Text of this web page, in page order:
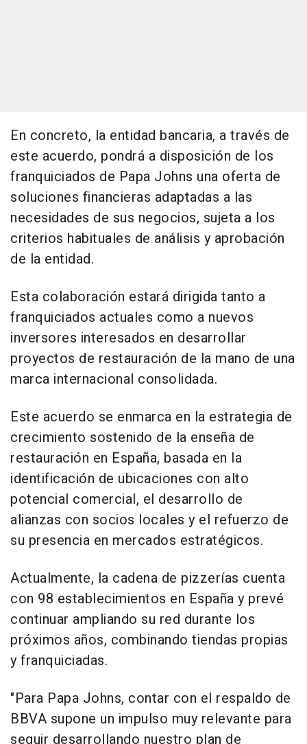
En concreto, la entidad bancaria, a través de
este acuerdo, pondrá a disposición de los
franquiciados de Papa Johns una oferta de
soluciones financieras adaptadas a las
necesidades de sus negocios, sujeta a los
criterios habituales de análisis y aprobación
de la entidad.
Esta colaboración estará dirigida tanto a
franquiciados actuales como a nuevos
inversores interesados en desarrollar
proyectos de restauración de la mano de una
marca internacional consolidada.
Este acuerdo se enmarca en la estrategia de
crecimiento sostenido de la enseña de
restauración en España, basada en la
identificación de ubicaciones con alto
potencial comercial, el desarrollo de
alianzas con socios locales y el refuerzo de
su presencia en mercados estratégicos.
Actualmente, la cadena de pizzerías cuenta
con 98 establecimientos en España y prevé
continuar ampliando su red durante los
próximos años, combinando tiendas propias
y franquiciadas.
"Para Papa Johns, contar con el respaldo de
BBVA supone un impulso muy relevante para
seguir desarrollando nuestro plan de